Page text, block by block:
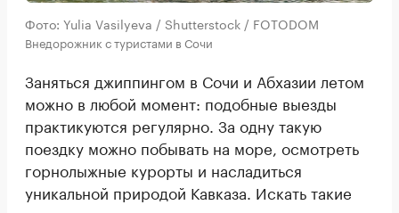
Фото: Yulia Vasilyeva / Shutterstock / FOTODOM
Внедорожник с туристами в Сочи
Заняться джиппингом в Сочи и Абхазии летом
можно в любой момент: подобные выезды
практикуются регулярно. За одну такую
поездку можно побывать на море, осмотреть
горнолыжные курорты и насладиться
уникальной природой Кавказа. Искать такие